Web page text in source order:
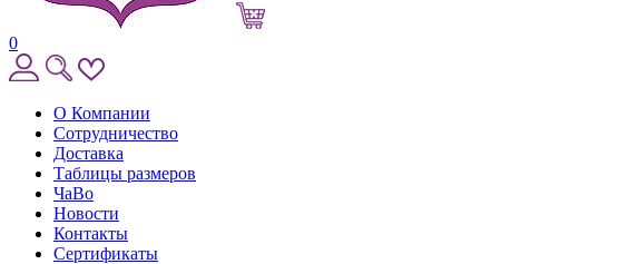
0
О Компании
Сотрудничество
Доставка
Таблицы размеров
ЧаВо
Новости
Контакты
Сертификаты